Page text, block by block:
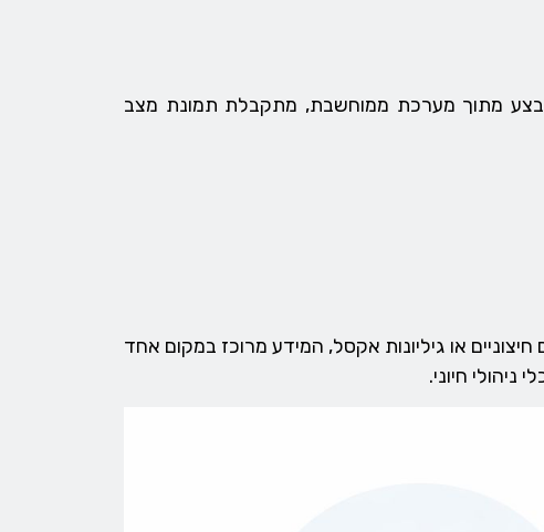
מתוך מערכת ממוחשבת, מתקבלת תמונת מצב
או גיליונות אקסל, המידע מרוכז במקום אחד
חיוני.